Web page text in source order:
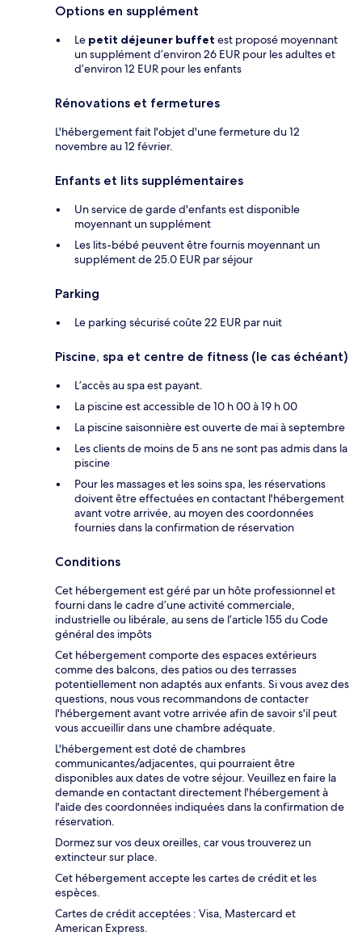
Options en supplément
Le petit déjeuner buffet est proposé moyennant
un supplément d’environ 26 EUR pour les adultes et
d’environ 12 EUR pour les enfants
Rénovations et fermetures
L'hébergement fait l'objet d'une fermeture du 12
novembre au 12 février.
Enfants et lits supplémentaires
Un service de garde d'enfants est disponible
moyennant un supplément
Les lits-bébé peuvent être fournis moyennant un
supplément de 25.0 EUR par séjour
Parking
Le parking sécurisé coûte 22 EUR par nuit
Piscine, spa et centre de fitness (le cas échéant)
L’accès au spa est payant.
La piscine est accessible de 10 h 00 à 19 h 00
La piscine saisonnière est ouverte de mai à septembre
Les clients de moins de 5 ans ne sont pas admis dans la
piscine
Pour les massages et les soins spa, les réservations
doivent être effectuées en contactant l'hébergement
avant votre arrivée, au moyen des coordonnées
fournies dans la confirmation de réservation
Conditions
Cet hébergement est géré par un hôte professionnel et
fourni dans le cadre d’une activité commerciale,
industrielle ou libérale, au sens de l’article 155 du Code
général des impôts
Cet hébergement comporte des espaces extérieurs
comme des balcons, des patios ou des terrasses
potentiellement non adaptés aux enfants. Si vous avez des
questions, nous vous recommandons de contacter
l'hébergement avant votre arrivée afin de savoir s'il peut
vous accueillir dans une chambre adéquate.
L'hébergement est doté de chambres
communicantes/adjacentes, qui pourraient être
disponibles aux dates de votre séjour. Veuillez en faire la
demande en contactant directement l'hébergement à
l'aide des coordonnées indiquées dans la confirmation de
réservation.
Dormez sur vos deux oreilles, car vous trouverez un
extincteur sur place.
Cet hébergement accepte les cartes de crédit et les
espèces.
Cartes de crédit acceptées : Visa, Mastercard et
American Express.